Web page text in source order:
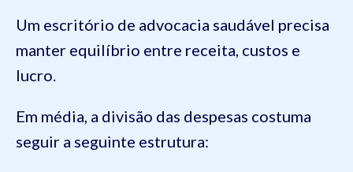
Um escritório de advocacia saudável precisa
manter equilíbrio entre receita, custos e
lucro.
Em média, a divisão das despesas costuma
seguir a seguinte estrutura: